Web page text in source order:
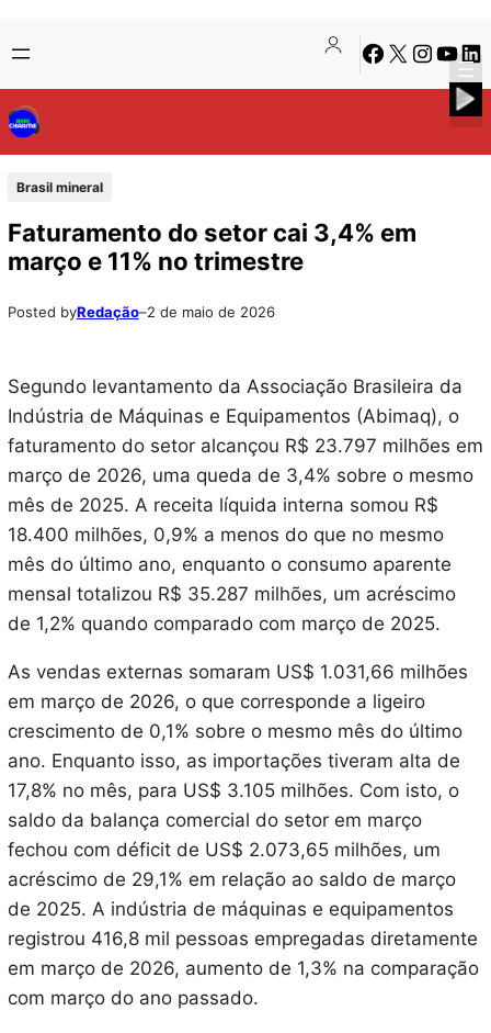
para
o
conteúdo
to
content
Facebook
X Instagram
Brasil mineral
Faturamento do setor cai 3,4% em
março e 11% no trimestre
Posted byRedação–2 de maio de 2026
Segundo levantamento da Associação Brasileira da
Indústria de Máquinas e Equipamentos (Abimaq), o
faturamento do setor alcançou R$ 23.797 milhões em
março de 2026, uma queda de 3,4% sobre o mesmo
mês de 2025. A receita líquida interna somou R$
18.400 milhões, 0,9% a menos do que no mesmo
mês do último ano, enquanto o consumo aparente
mensal totalizou R$ 35.287 milhões, um acréscimo
de 1,2% quando comparado com março de 2025.
As vendas externas somaram US$ 1.031,66 milhões
em março de 2026, o que corresponde a ligeiro
crescimento de 0,1% sobre o mesmo mês do último
ano. Enquanto isso, as importações tiveram alta de
17,8% no mês, para US$ 3.105 milhões. Com isto, o
saldo da balança comercial do setor em março
fechou com déficit de US$ 2.073,65 milhões, um
acréscimo de 29,1% em relação ao saldo de março
de 2025. A indústria de máquinas e equipamentos
registrou 416,8 mil pessoas empregadas diretamente
em março de 2026, aumento de 1,3% na comparação
com março do ano passado.